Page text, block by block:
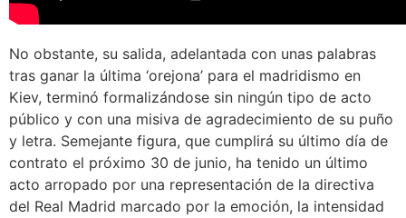
No obstante, su salida, adelantada con unas palabras
tras ganar la última ‘orejona’ para el madridismo en
Kiev, terminó formalizándose sin ningún tipo de acto
público y con una misiva de agradecimiento de su puño
y letra. Semejante figura, que cumplirá su último día de
contrato el próximo 30 de junio, ha tenido un último
acto arropado por una representación de la directiva
del Real Madrid marcado por la emoción, la intensidad